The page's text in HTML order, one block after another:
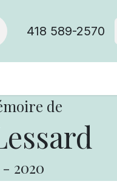
418 589-2570
de
- 2020